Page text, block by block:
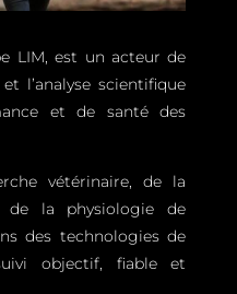
LIM, est un acteur de
l’analyse scientifique
et de santé des
vétérinaire, de la
de la physiologie de
des technologies de
objectif, fiable et